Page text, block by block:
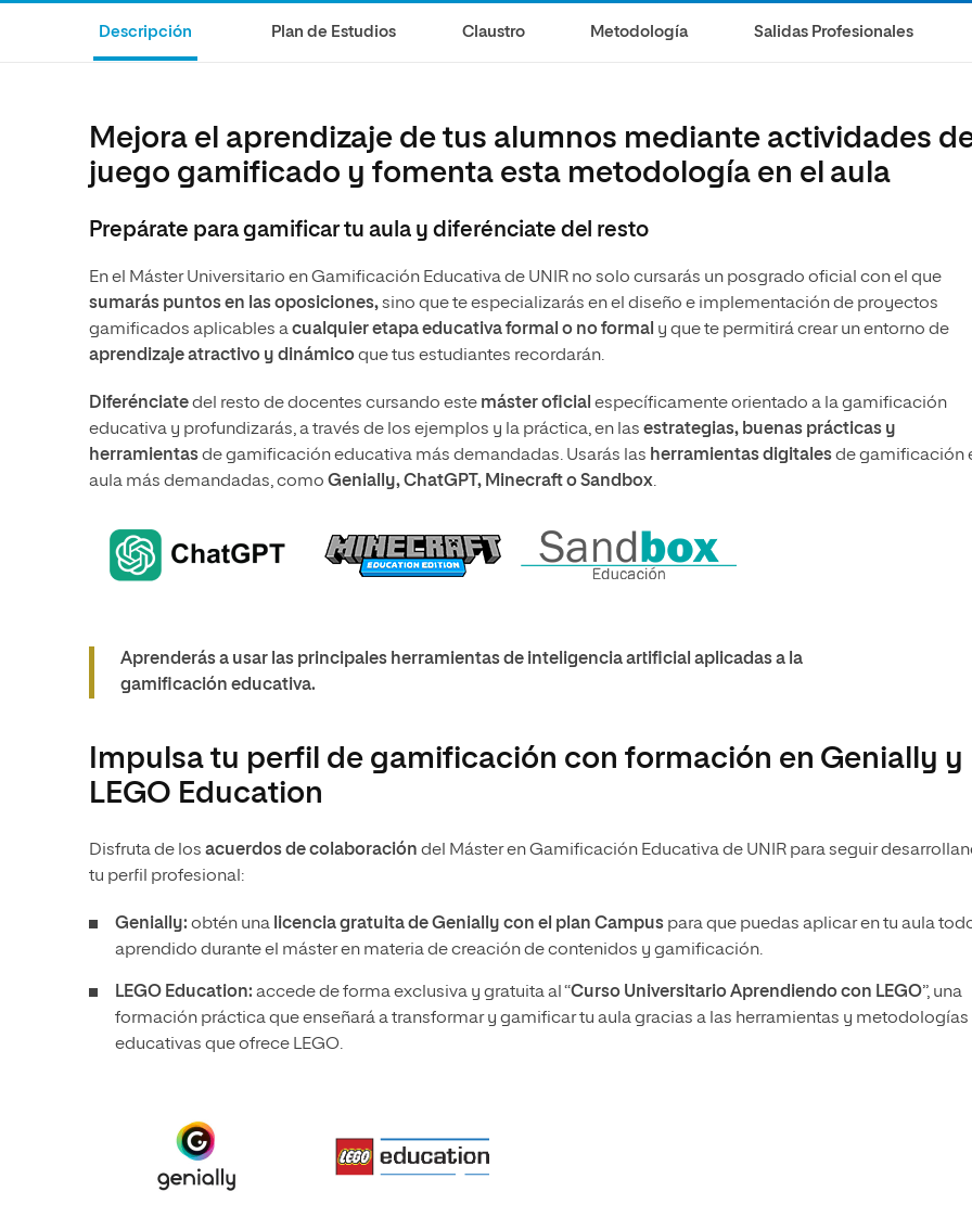
Artes
Humanidades
Música
Descripción Plan de Estudios Claustro Metodología Salidas Profesionales
Mejora el aprendizaje de tus alumnos mediante actividades
juego gamificado y fomenta esta metodología en el aula
Prepárate para gamificar tu aula y diferénciate del resto
En el Máster Universitario en Gamificación Educativa de UNIR no solo cursarás un posgrado oficial con el que
sumarás puntos en las oposiciones,sino que te especializarás en el diseño e implementación de proyectos
gamificados aplicables acualquier etapa educativa formal o no formal y que te permitirá crear un entorno de
aprendizaje atractivo y dinámicoque tus estudiantes recordarán.
Diferénciatedel resto de docentes cursando este máster oficial específicamente orientado a la gamificación
educativa y profundizarás, a través de los ejemplos y la práctica, en las estrategias, buenas prácticas y
herramientasde gamificación educativa más demandadas. Usarás las herramientas digitalesde gamificación
aula más demandadas, como Genially, ChatGPT, Minecraft o Sandbox.
Aprenderás a usar las principales herramientas de inteligencia artificial aplicadas a la
gamificación educativa.
Impulsa tu perfil de gamificación con formación en Genially y
LEGO Education
Disfruta de los acuerdos de colaboración del Máster en Gamificación Educativa de UNIR para seguir
tu perfil profesional:
Genially: obtén una licencia gratuita de Genially con el plan Campus para que puedas aplicar en tu aula
aprendido durante el máster en materia de creación de contenidos y gamificación.
LEGO Education: accede de forma exclusiva y gratuita al “Curso Universitario Aprendiendo con LEGO”, una
formación práctica que enseñará a transformar y gamificar tu aula gracias a las herramientas y metodologías
educativas que ofrece LEGO.